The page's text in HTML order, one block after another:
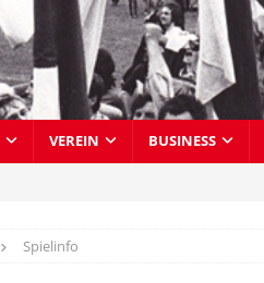
VEREIN BUSINESS
Spielinfo